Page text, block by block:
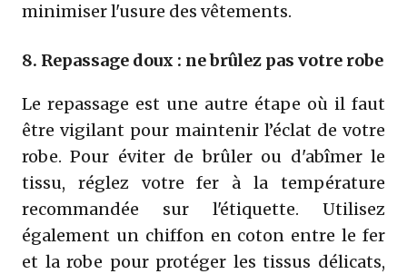
minimiser l'usure des vêtements.
8. Repassage doux : ne brûlez pas votre robe
Le repassage est une autre étape où il faut
être vigilant pour maintenir l’éclat de votre
robe. Pour éviter de brûler ou d'abîmer le
tissu, réglez votre fer à la température
recommandée sur l'étiquette. Utilisez
également un chiffon en coton entre le fer
et la robe pour protéger les tissus délicats,